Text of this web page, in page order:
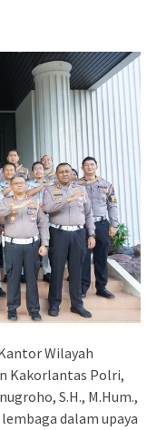
Wilayah
Kakorlantas Polri,
S.H., M.Hum.,
dalam upaya